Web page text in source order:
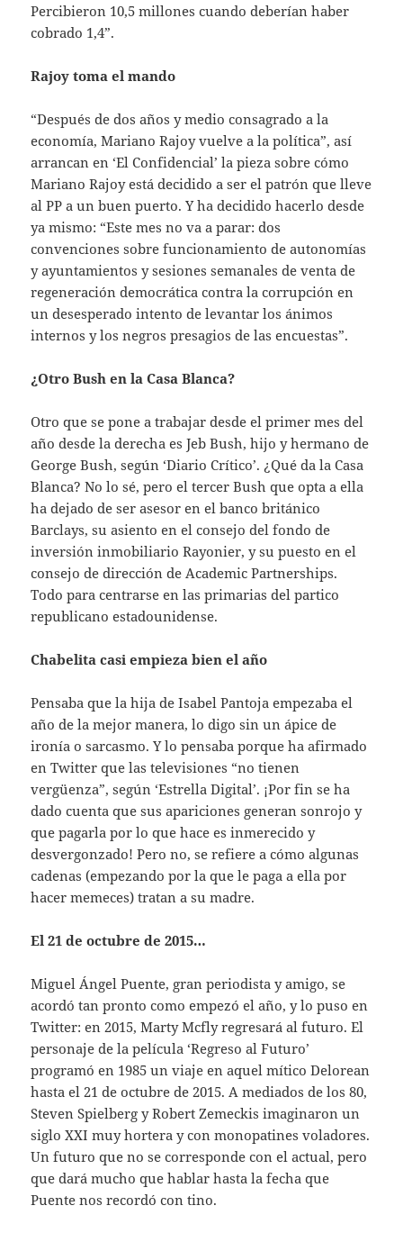
Percibieron 10,5 millones cuando deberían haber
cobrado 1,4”.
Rajoy toma el mando
“Después de dos años y medio consagrado a la
economía, Mariano Rajoy vuelve a la política”, así
arrancan en ‘El Confidencial’ la pieza sobre cómo
Mariano Rajoy está decidido a ser el patrón que lleve
al PP a un buen puerto. Y ha decidido hacerlo desde
ya mismo: “Este mes no va a parar: dos
convenciones sobre funcionamiento de autonomías
y ayuntamientos y sesiones semanales de venta de
regeneración democrática contra la corrupción en
un desesperado intento de levantar los ánimos
internos y los negros presagios de las encuestas”.
¿Otro Bush en la Casa Blanca?
Otro que se pone a trabajar desde el primer mes del
año desde la derecha es Jeb Bush, hijo y hermano de
George Bush, según ‘Diario Crítico’. ¿Qué da la Casa
Blanca? No lo sé, pero el tercer Bush que opta a ella
ha dejado de ser asesor en el banco británico
Barclays, su asiento en el consejo del fondo de
inversión inmobiliario Rayonier, y su puesto en el
consejo de dirección de Academic Partnerships.
Todo para centrarse en las primarias del partico
republicano estadounidense.
Chabelita casi empieza bien el año
Pensaba que la hija de Isabel Pantoja empezaba el
año de la mejor manera, lo digo sin un ápice de
ironía o sarcasmo. Y lo pensaba porque ha afirmado
en Twitter que las televisiones “no tienen
vergüenza”, según ‘Estrella Digital’. ¡Por fin se ha
dado cuenta que sus apariciones generan sonrojo y
que pagarla por lo que hace es inmerecido y
desvergonzado! Pero no, se refiere a cómo algunas
cadenas (empezando por la que le paga a ella por
hacer memeces) tratan a su madre.
El 21 de octubre de 2015…
Miguel Ángel Puente, gran periodista y amigo, se
acordó tan pronto como empezó el año, y lo puso en
Twitter: en 2015, Marty Mcfly regresará al futuro. El
personaje de la película ‘Regreso al Futuro’
programó en 1985 un viaje en aquel mítico Delorean
hasta el 21 de octubre de 2015. A mediados de los 80,
Steven Spielberg y Robert Zemeckis imaginaron un
siglo XXI muy hortera y con monopatines voladores.
Un futuro que no se corresponde con el actual, pero
que dará mucho que hablar hasta la fecha que
Puente nos recordó con tino.